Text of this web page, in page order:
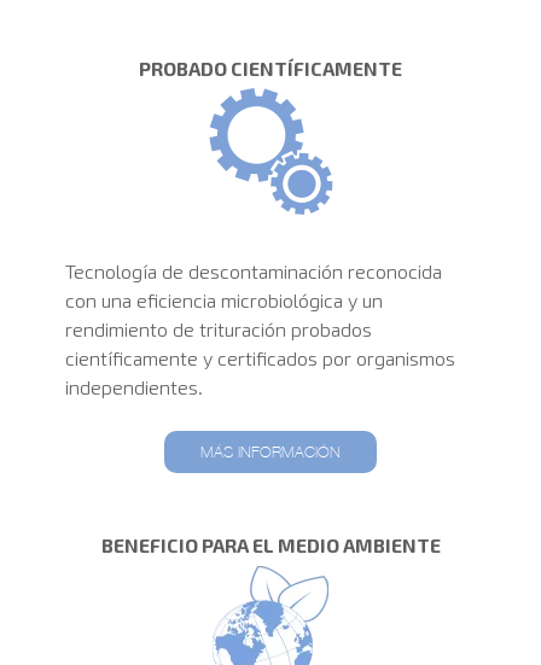
PROBADO CIENTÍFICAMENTE
Tecnología de descontaminación reconocida
con una eficiencia microbiológica y un
rendimiento de trituración probados
científicamente y certificados por organismos
independientes.
MÁS INFORMACIÓN
BENEFICIO PARA EL MEDIO AMBIENTE